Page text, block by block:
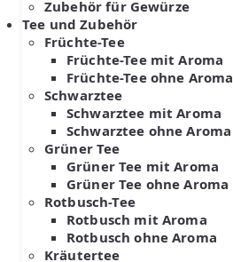
Zubehör für Gewürze
Tee und Zubehör
Früchte-Tee
Früchte-Tee mit Aroma
Früchte-Tee ohne Aroma
Schwarztee
Schwarztee mit Aroma
Schwarztee ohne Aroma
Grüner Tee
Grüner Tee mit Aroma
Grüner Tee ohne Aroma
Rotbusch-Tee
Rotbusch mit Aroma
Rotbusch ohne Aroma
Kräutertee